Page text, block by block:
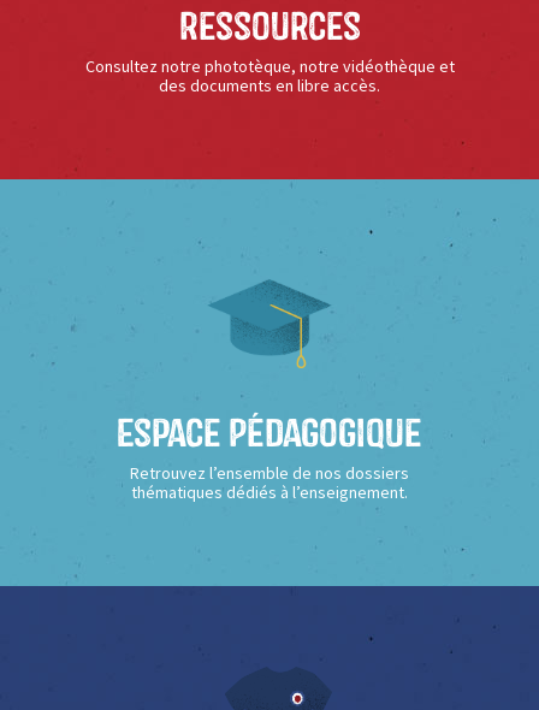
Ressources
Consultez notre phototèque, notre vidéothèque et
des documents en libre accès.
Espace Pédagogique
Retrouvez l’ensemble de nos dossiers
thématiques dédiés à l’enseignement.